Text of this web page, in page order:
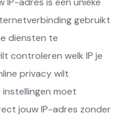
gebruikt
diensten te
controleren welk IP je
privacy wilt
moet
jouw IP-adres zonder